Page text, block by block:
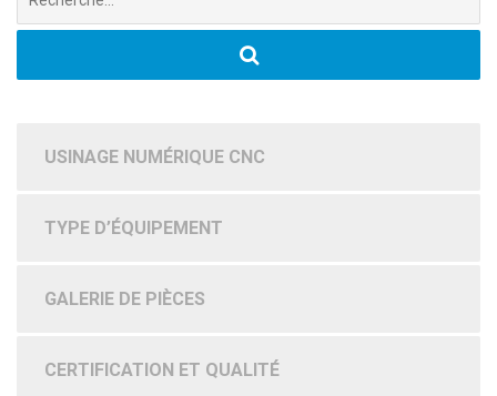
USINAGE NUMÉRIQUE CNC
TYPE D’ÉQUIPEMENT
GALERIE DE PIÈCES
CERTIFICATION ET QUALITÉ